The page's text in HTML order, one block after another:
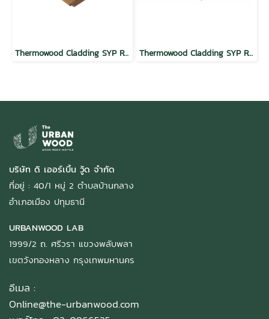
Thermowood Cladding SYP Regular Wave Butterscotch Thermowood Cladding SYP Regular Wave Mocha
บริษัท ดิ เออร์เบิ้น วู้ด จำกัด
ที่อยู่ : 40/1 หมู่ 2 ตำบลบ้านกลาง
อำเภอเมือง ปทุมธานี
URBANWOOD LAB
1999/2 ถ. ศรีวรา แขวงพลับพลา
เขตวังทองหลาง กรุงเทพมหานคร
อีเมล :
Online@the-urbanwood.com